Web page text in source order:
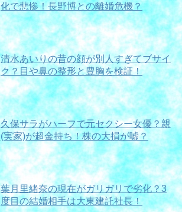
化で悲惨！長野博との離婚危機？
清水あいりの昔の顔が別人すぎてブサイ
ク？目や鼻の整形と豊胸を検証！
久保サラがハーフで元セクシー女優？親
(実家)が超金持ち！株の大損が嘘？
葉月里緒奈の現在がガリガリで劣化？3
度目の結婚相手は大東建託社長！